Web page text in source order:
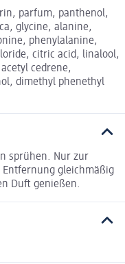
parfum, panthenol,
glycine, alanine,
phenylalanine,
citric acid, linalool,
cedrene,
dimethyl phenethyl
sprühen. Nur zur
Entfernung gleichmäßig
Duft genießen.